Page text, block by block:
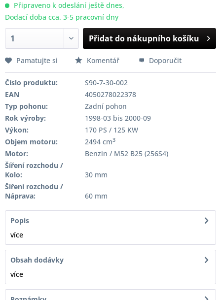
Připraveno k odeslání ještě dnes,
Dodací doba cca. 3-5 pracovní dny
Přidat do nákupního košíku
Pamatujte si Komentář Doporučit
Číslo produktu:
S90-7-30-002
EAN
4050278022378
Typ pohonu:
Zadní pohon
Rok výroby:
1998-03 bis 2000-09
Výkon:
170 PS / 125 KW
Objem motoru:
2494 cm3
Motor:
Benzin / M52 B25 (256S4)
Šíření rozchodu /
Kolo:
30 mm
Šíření rozchodu /
Náprava:
60 mm
Popis
více
Obsah dodávky
více